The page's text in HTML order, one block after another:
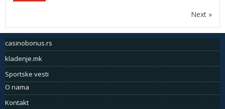
Next »
casinobonus.rs
kladenje.mk
Sportske vesti
O nama
Kontakt